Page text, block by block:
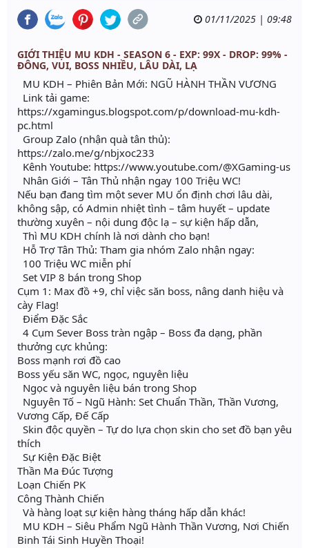
01/11/2025 | 09:48
GIỚI THIỆU MU KDH - SEASON 6 - EXP: 99X - DROP: 99% -
ĐÔNG, VUI, BOSS NHIỀU, LÂU DÀI, LẠ
MU KDH – Phiên Bản Mới: NGŨ HÀNH THẦN VƯƠNG
Link tải game:
https://xgamingus.blogspot.com/p/download-mu-kdh-
pc.html
Group Zalo (nhận quà tân thủ):
https://zalo.me/g/nbjxoc233
Kênh Youtube: https://www.youtube.com/@XGaming-us
Nhân Giới – Tân Thủ nhận ngay 100 Triệu WC!
Nếu bạn đang tìm một sever MU ổn định chơi lâu dài,
không sập, có Admin nhiệt tình – tâm huyết – update
thường xuyên – nội dung độc lạ – sự kiện hấp dẫn,
Thì MU KDH chính là nơi dành cho bạn!
Hỗ Trợ Tân Thủ: Tham gia nhóm Zalo nhận ngay:
100 Triệu WC miễn phí
Set VIP 8 bán trong Shop
Cụm 1: Max đồ +9, chỉ việc săn boss, nâng danh hiệu và
cày Flag!
Điểm Đặc Sắc
4 Cụm Sever Boss tràn ngập – Boss đa dạng, phần
thưởng cực khủng:
Boss mạnh rơi đồ cao
Boss yếu săn WC, ngọc, nguyên liệu
Ngọc và nguyên liệu bán trong Shop
Nguyên Tố – Ngũ Hành: Set Chuẩn Thần, Thần Vương,
Vương Cấp, Đế Cấp
Skin độc quyền – Tự do lựa chọn skin cho set đồ bạn yêu
thích
Sự Kiện Đặc Biệt
Thần Ma Đúc Tượng
Loạn Chiến PK
Công Thành Chiến
Và hàng loạt sự kiện hàng tháng hấp dẫn khác!
MU KDH – Siêu Phẩm Ngũ Hành Thần Vương, Nơi Chiến
Binh Tái Sinh Huyền Thoại!